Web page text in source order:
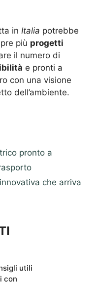
in Italia potrebbe
più progetti
il numero di
e pronti a
con una visione
dell’ambiente.
pronto a
che arriva
utili
con